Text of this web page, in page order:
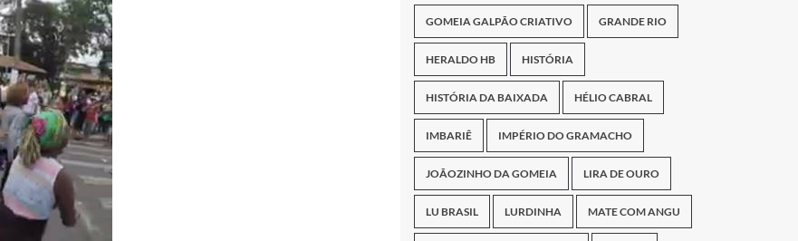
GOMEIA GALPÃO CRIATIVO GRANDE RIO
HERALDO HB HISTÓRIA
HISTÓRIA DA BAIXADA HÉLIO CABRAL
IMBARIÊ IMPÉRIO DO GRAMACHO
JOÃOZINHO DA GOMEIA LIRA DE OURO
LU BRASIL LURDINHA MATE COM ANGU